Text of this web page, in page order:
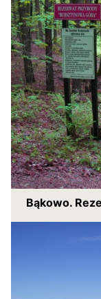
Bąkowo.